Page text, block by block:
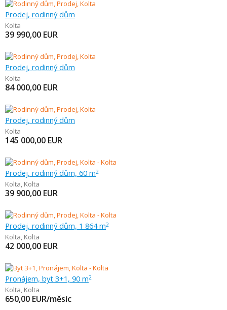
Prodej, rodinný dům
Kolta
39 990,00 EUR
Prodej, rodinný dům
Kolta
84 000,00 EUR
Prodej, rodinný dům
Kolta
145 000,00 EUR
Prodej, rodinný dům, 60 m2
Kolta, Kolta
39 900,00 EUR
Prodej, rodinný dům, 1 864 m2
Kolta, Kolta
42 000,00 EUR
Pronájem, byt 3+1, 90 m2
Kolta, Kolta
650,00 EUR/měsíc